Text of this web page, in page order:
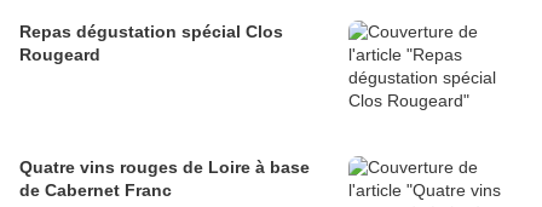
Repas dégustation spécial Clos
Rougeard
Quatre vins rouges de Loire à base
de Cabernet Franc